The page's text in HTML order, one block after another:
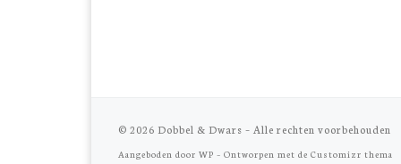
© 2026 Dobbel & Dwars – Alle rechten voorbehouden
Aangeboden door WP – Ontworpen met de Customizr thema